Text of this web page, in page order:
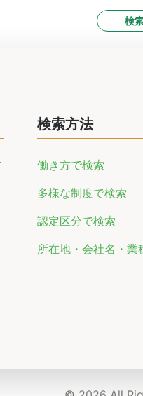
検
検索方法
働き方で検索
多様な制度で検索
認定区分で検索
所在地・会社名・業